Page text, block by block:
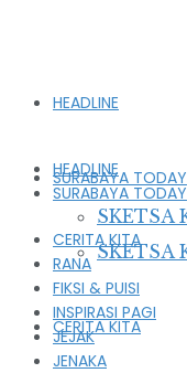
HEADLINE
SURABAYA TODAY
SKETSA
CERITA KITA
HEADLINE
SURABAYA TODAY
SKETSA
CERITA KITA
RANA
FIKSI & PUISI
INSPIRASI PAGI
JEJAK
JENAKA